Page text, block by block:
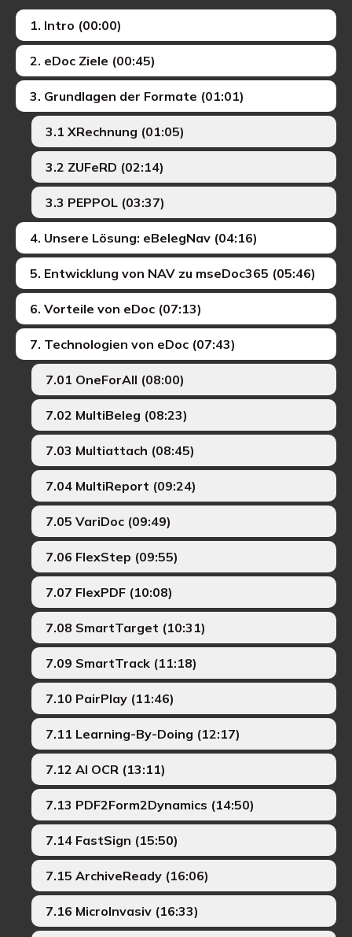
1. Intro (00:00)
2. eDoc Ziele (00:45)
3. Grundlagen der Formate (01:01)
3.1 XRechnung (01:05)
3.2 ZUFeRD (02:14)
3.3 PEPPOL (03:37)
4. Unsere Lösung: eBelegNav (04:16)
5. Entwicklung von NAV zu mseDoc365 (05:46)
6. Vorteile von eDoc (07:13)
7. Technologien von eDoc (07:43)
7.01 OneForAll (08:00)
7.02 MultiBeleg (08:23)
7.03 Multiattach (08:45)
7.04 MultiReport (09:24)
7.05 VariDoc (09:49)
7.06 FlexStep (09:55)
7.07 FlexPDF (10:08)
7.08 SmartTarget (10:31)
7.09 SmartTrack (11:18)
7.10 PairPlay (11:46)
7.11 Learning-By-Doing (12:17)
7.12 AI OCR (13:11)
7.13 PDF2Form2Dynamics (14:50)
7.14 FastSign (15:50)
7.15 ArchiveReady (16:06)
7.16 MicroInvasiv (16:33)